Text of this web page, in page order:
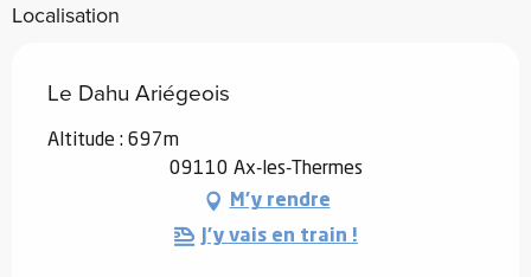
Localisation
Le Dahu Ariégeois
Altitude : 697m
09110 Ax-les-Thermes
M'y rendre
J'y vais en train !